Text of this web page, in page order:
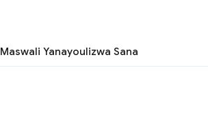
Maswali Yanayoulizwa Sana